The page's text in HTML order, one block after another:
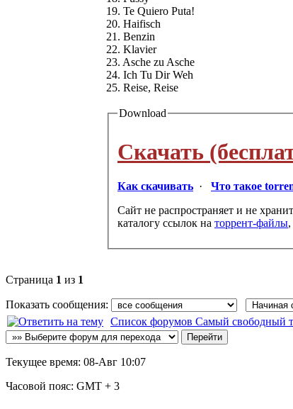
19. Te Quiero Puta!
20. Haifisch
21. Benzin
22. Klavier
23. Asche zu Asche
24. Ich Tu Dir Weh
25. Reise, Reise
Download
Скачать
Как скачивать · Что такое
Сайт не распространяет и не
каталогу ссылок на торрент-файлы
Страница 1 из 1
Показать сообщения:
Список форумов Самый свободный
Текущее время: 08-Авг 10:07
Часовой пояс: GMT + 3